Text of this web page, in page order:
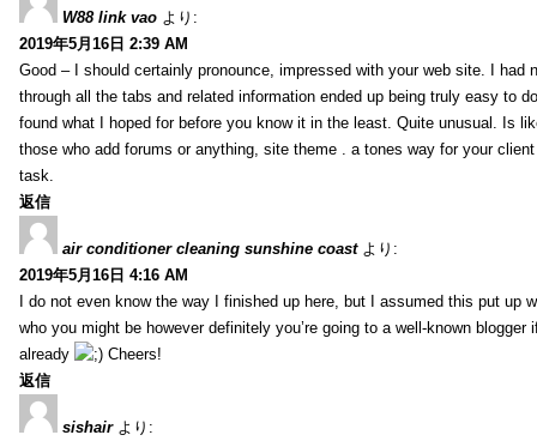
W88 link vao より:
2019年5月16日 2:39 AM
Good – I should certainly pronounce, impressed with your web site. I had
through all the tabs and related information ended up being truly easy to
found what I hoped for before you know it in the least. Quite unusual. Is
those who add forums or anything, site theme . a tones way for your
task.
返信
air conditioner cleaning sunshine coast より:
2019年5月16日 4:16 AM
I do not even know the way I finished up here, but I assumed this put up
who you might be however definitely you’re going to a well-known blogger
already
Cheers!
返信
sishair より: